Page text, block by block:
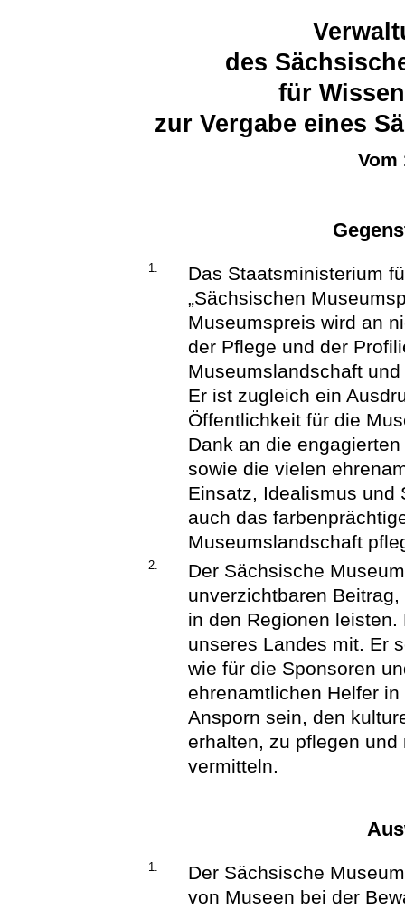
des
für
zur Vergabe eines
Vom
1.
Das Staatsministerium
„Sächsischen
Museumspreis wird an
der Pflege und der
Museumslandschaft
Er ist zugleich ein
Öffentlichkeit für die
Dank an die
sowie die vielen
Einsatz, Idealismus und
auch das
Museumslandschaft
2.
Der Sächsische
unverzichtbaren
in den Regionen
unseres Landes mit. Er
wie für die Sponsoren
ehrenamtlichen Helfer
Ansporn sein, den
erhalten, zu pflegen
vermitteln.
1.
Der Sächsische
von Museen bei der